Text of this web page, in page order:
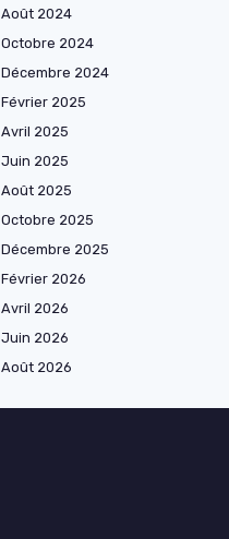
Août 2024
Octobre 2024
Décembre 2024
Février 2025
Avril 2025
Juin 2025
Août 2025
Octobre 2025
Décembre 2025
Février 2026
Avril 2026
Juin 2026
Août 2026